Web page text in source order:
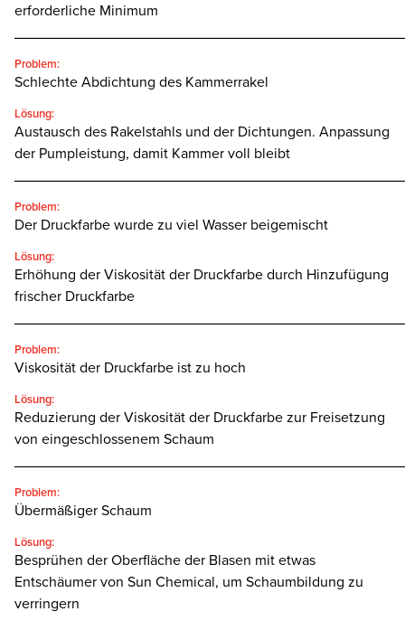
erforderliche Minimum
Problem:
Schlechte Abdichtung des Kammerrakel
Lösung:
Austausch des Rakelstahls und der Dichtungen. Anpassung
der Pumpleistung, damit Kammer voll bleibt
Problem:
Der Druckfarbe wurde zu viel Wasser beigemischt
Lösung:
Erhöhung der Viskosität der Druckfarbe durch Hinzufügung
frischer Druckfarbe
Problem:
Viskosität der Druckfarbe ist zu hoch
Lösung:
Reduzierung der Viskosität der Druckfarbe zur Freisetzung
von eingeschlossenem Schaum
Problem:
Übermäßiger Schaum
Lösung:
Besprühen der Oberfläche der Blasen mit etwas
Entschäumer von Sun Chemical, um Schaumbildung zu
verringern